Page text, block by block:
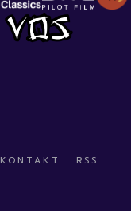
KONTAKT RSS